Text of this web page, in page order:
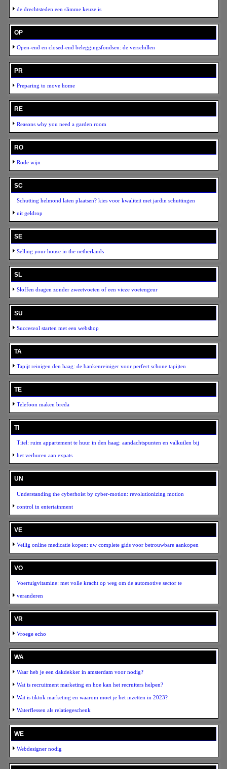
de drechtsteden een slimme keuze is
OP
Open-end en closed-end beleggingsfondsen: de verschillen
PR
Preparing to move home
RE
Reasons why you need a garden room
RO
Rode wijn
SC
Schutting helmond laten plaatsen? kies voor kwaliteit met jardin schuttingen
uit geldrop
SE
Selling your house in the netherlands
SL
Sloffen dragen zonder zweetvoeten of een vieze voetengeur
SU
Succesvol starten met een webshop
TA
Tapijt reinigen den haag: de bankenreiniger voor perfect schone tapijten
TE
Telefoon maken breda
TI
Titel: ruim appartement te huur in den haag: aandachtspunten en valkuilen bij
het verhuren aan expats
UN
Understanding the cyberhoist by cyber-motion: revolutionizing motion
control in entertainment
VE
Veilig online medicatie kopen: uw complete gids voor betrouwbare aankopen
VO
Voertuigvitamine: met volle kracht op weg om de automotive sector te
veranderen
VR
Vroege echo
WA
Waar heb je een dakdekker in amsterdam voor nodig?
Wat is recruitment marketing en hoe kan het recruiters helpen?
Wat is tiktok marketing en waarom moet je het inzetten in 2023?
Waterflessen als relatiegeschenk
WE
Webdesigner nodig